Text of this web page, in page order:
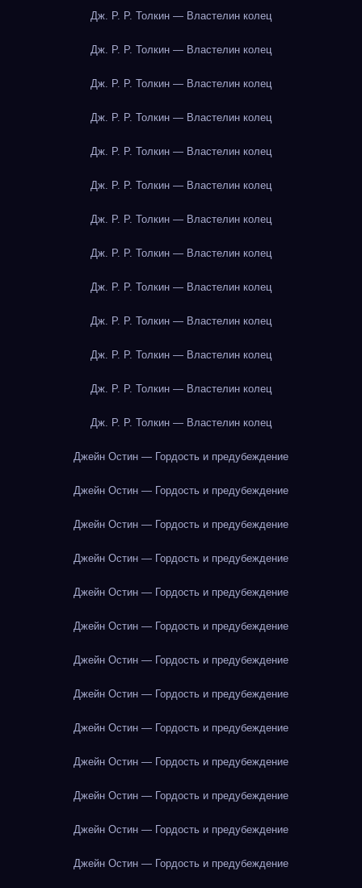
Дж. Р. Р. Толкин — Властелин колец
Дж. Р. Р. Толкин — Властелин колец
Дж. Р. Р. Толкин — Властелин колец
Дж. Р. Р. Толкин — Властелин колец
Дж. Р. Р. Толкин — Властелин колец
Дж. Р. Р. Толкин — Властелин колец
Дж. Р. Р. Толкин — Властелин колец
Дж. Р. Р. Толкин — Властелин колец
Дж. Р. Р. Толкин — Властелин колец
Дж. Р. Р. Толкин — Властелин колец
Дж. Р. Р. Толкин — Властелин колец
Дж. Р. Р. Толкин — Властелин колец
Дж. Р. Р. Толкин — Властелин колец
Джейн Остин — Гордость и предубеждение
Джейн Остин — Гордость и предубеждение
Джейн Остин — Гордость и предубеждение
Джейн Остин — Гордость и предубеждение
Джейн Остин — Гордость и предубеждение
Джейн Остин — Гордость и предубеждение
Джейн Остин — Гордость и предубеждение
Джейн Остин — Гордость и предубеждение
Джейн Остин — Гордость и предубеждение
Джейн Остин — Гордость и предубеждение
Джейн Остин — Гордость и предубеждение
Джейн Остин — Гордость и предубеждение
Джейн Остин — Гордость и предубеждение